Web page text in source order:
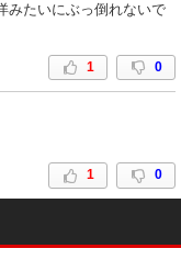
みたいにぶっ倒れないで
1 0
1 0